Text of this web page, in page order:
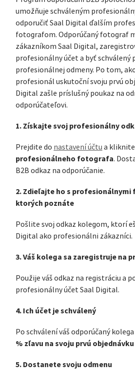
umožňuje schváleným
odporučiť Saal Digital ďalším
fotografom. Odporúčaný fotograf
zákazníkom Saal Digital,
profesionálny účet a byť schválený
profesionálnej odmeny. Po tom,
profesionál uskutoční svoju prvú
Digital zašle príslušný poukaz na
odporúčateľovi.
1. Získajte svoj profesionálny
Prejdite do nastavení účtu a
profesionálneho fotografa.
B2B odkaz na odporúčanie.
2. Zdieľajte ho s
ktorých poznáte
Pošlite svoj odkaz kolegom, ktorí
Digital ako profesionálni zákazníci.
3. Váš kolega sa zaregistruje na
Použije váš odkaz na registráciu a
profesionálny účet Saal Digital.
4. Ich účet je schválený
Po schválení váš odporúčaný
% zľavu na svoju prvú
5. Dostanete svoju odmenu